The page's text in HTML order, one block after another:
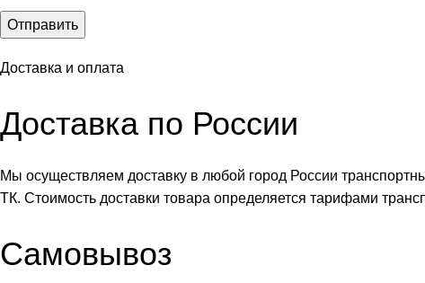
Доставка и оплата
Доставка по России
Мы осуществляем доставку в любой город России
ТК. Стоимость доставки товара определяется тарифами
Самовывоз